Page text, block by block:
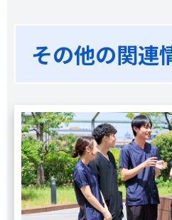
その他の関連